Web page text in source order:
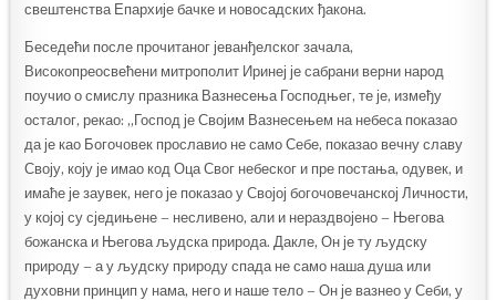
свештенства Епархије бачке и новосадских ђакона.
Беседећи после прочитаног јеванђелског зачала,
Високопреосвећени митрополит Иринеј је сабрани верни народ
поучио о смислу празника Вазнесења Господњег, те је, између
осталог, рекао: „Господ је Својим Вазнесењем на небеса показао
да је као Богочовек прославио не само Себе, показао вечну славу
Своју, коју је имао код Оца Свог небеског и пре постања, одувек, и
имаће је заувек, него је показао у Својој богочовечанској Личности,
у којој су сједињене – несливено, али и нераздвојено – Његова
божанска и Његова људска природа. Дакле, Он је ту људску
природу – а у људску природу спада не само наша душа или
духовни принцип у нама, него и наше тело – Он је вазнео у Себи, у